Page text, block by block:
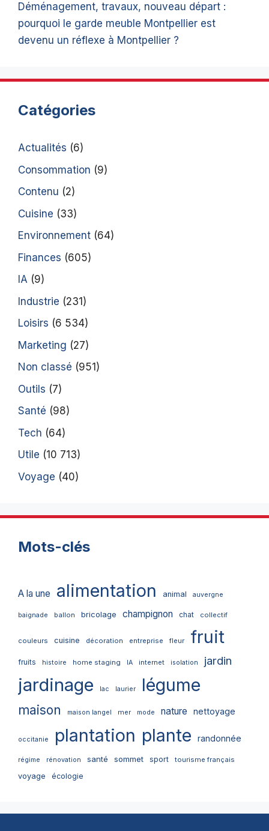
Déménagement, travaux, nouveau départ :
pourquoi le garde meuble Montpellier est
devenu un réflexe à Montpellier ?
Catégories
Actualités (6)
Consommation (9)
Contenu (2)
Cuisine (33)
Environnement (64)
Finances (605)
IA (9)
Industrie (231)
Loisirs (6 534)
Marketing (27)
Non classé (951)
Outils (7)
Santé (98)
Tech (64)
Utile (10 713)
Voyage (40)
Mots-clés
A la une alimentation animal auvergne
baignade ballon bricolage champignon chat collectif
couleurs cuisine décoration entreprise fleur fruit
fruits histoire home staging IA internet isolation jardin
jardinage lac laurier légume
maison maison langel mer mode nature nettoyage
occitanie plantation plante randonnée
régime rénovation santé sommet sport tourisme français
voyage écologie